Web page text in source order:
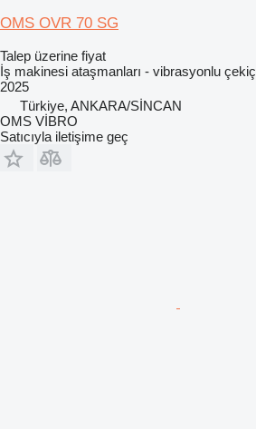
OMS OVR 70 SG
Talep üzerine fiyat
İş makinesi ataşmanları - vibrasyonlu çekiç
2025
Türkiye, ANKARA/SİNCAN
OMS VİBRO
Satıcıyla iletişime geç